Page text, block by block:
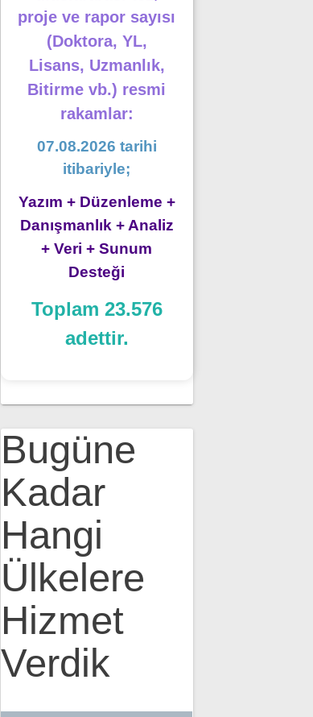
proje ve rapor sayısı
(Doktora, YL,
Lisans, Uzmanlık,
Bitirme vb.) resmi
rakamlar:
07.08.2026 tarihi
itibariyle;
Yazım + Düzenleme +
Danışmanlık + Analiz
+ Veri + Sunum
Desteği
Toplam 23.576
adettir.
Bugüne
Kadar
Hangi
Ülkelere
Hizmet
Verdik